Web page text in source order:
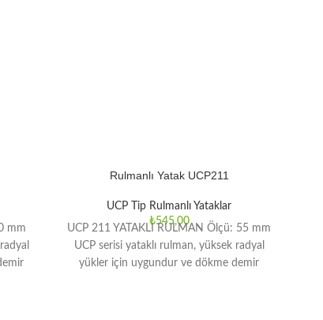
mm
Rulmanlı Yatak UCP211
UCP Tip Rulmanlı Yataklar
₺545,00
UCP 211 YATAKLI RULMAN Ölçü: 55 mm
UCP serisi ​​yataklı rulman, yüksek radyal
yükler için uygundur ve dökme demir